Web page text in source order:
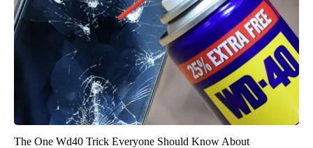
The One Wd40 Trick Everyone Should Know About